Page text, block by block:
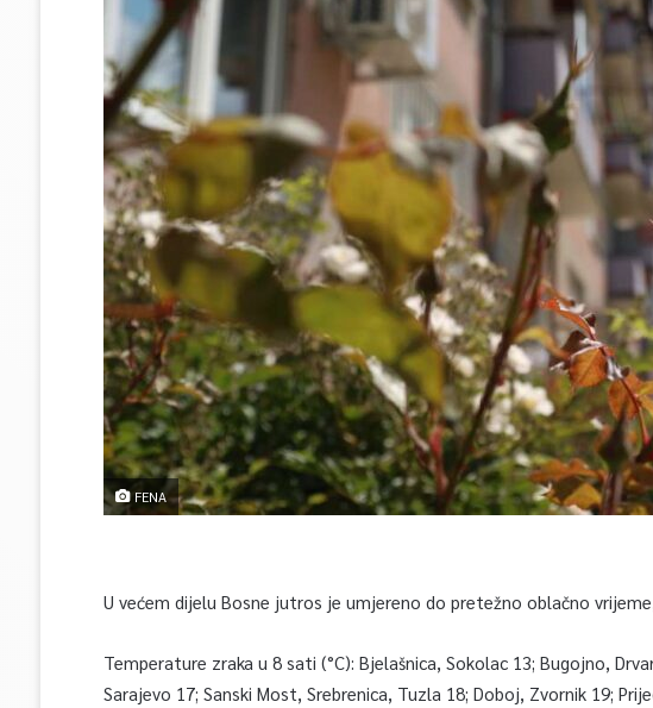
FENA
U većem dijelu Bosne jutros je umjereno do pretežno oblačno
Temperature zraka u 8 sati (°C): Bjelašnica, Sokolac 13; Bugojno,
Sarajevo 17; Sanski Most, Srebrenica, Tuzla 18; Doboj, Zvornik 19;